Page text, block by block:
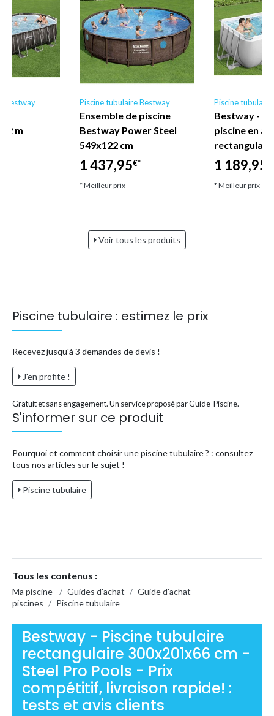
Bestway
m
Piscine tubulaire Bestway
Ensemble de piscine
Bestway Power Steel
549x122 cm
1 437,95€*
* Meilleur prix
Piscine
Bestway -
piscine en
1 189,95
* Meilleur prix
Voir tous les produits
Piscine tubulaire : estimez le prix
Recevez jusqu'à 3 demandes de devis !
J'en profite !
Gratuit et sans engagement. Un service proposé par Guide-Piscine.
S'informer sur ce produit
Pourquoi et comment choisir une piscine tubulaire ? : consultez
tous nos articles sur le sujet !
Piscine tubulaire
Tous les contenus :
Ma piscine / Guides d'achat / Guide d'achat
piscines / Piscine tubulaire
Bestway - Piscine tubulaire
rectangulaire 300x201x66 cm -
Steel Pro Pools - Prix
compétitif, livraison rapide! :
tests et avis clients